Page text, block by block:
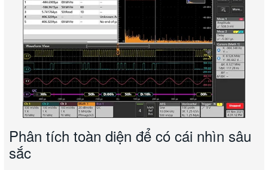
Phân tích toàn diện để có cái nhìn sâu
sắc